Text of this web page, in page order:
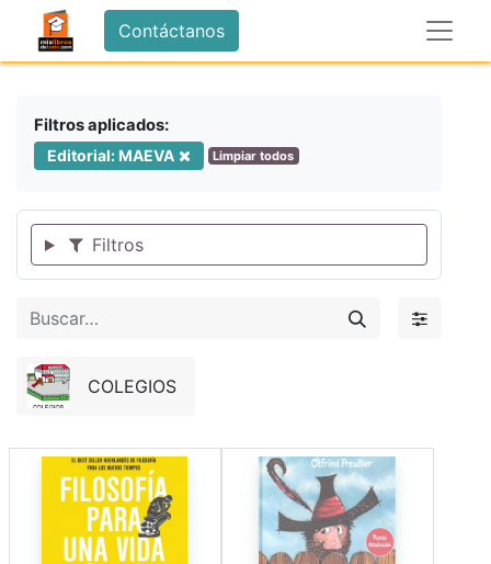
Contáctanos
Filtros aplicados:
Editorial: MAEVA Limpiar todos
Filtros
COLEGIOS